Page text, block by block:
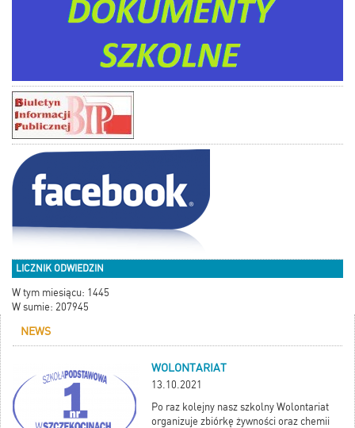
LICZNIK ODWIEDZIN
W tym miesiącu: 1445
W sumie: 207945
NEWS
WOLONTARIAT
13.10.2021
Po raz kolejny nasz szkolny Wolontariat
organizuje zbiórkę żywności oraz chemii